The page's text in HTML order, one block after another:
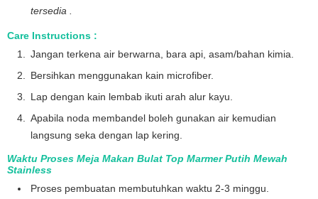
tersedia .
Care Instructions :
Jangan terkena air berwarna, bara api, asam/bahan kimia.
Bersihkan menggunakan kain microfiber.
Lap dengan kain lembab ikuti arah alur kayu.
Apabila noda membandel boleh gunakan air kemudian
langsung seka dengan lap kering.
Waktu Proses Meja Makan Bulat Top Marmer Putih Mewah
Stainless
Proses pembuatan membutuhkan waktu 2-3 minggu.